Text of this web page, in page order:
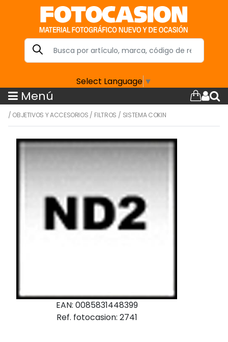
Select Language ▼
Menú
/ OBJETIVOS Y ACCESORIOS / FILTROS / SISTEMA COKIN
EAN: 0085831448399
Ref. fotocasion: 2741